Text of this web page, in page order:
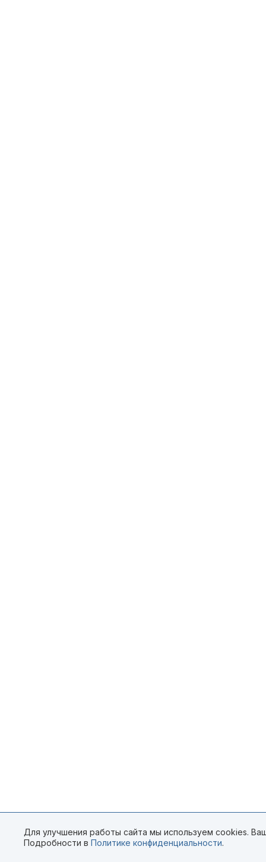
Для улучшения работы сайта мы используем cookies.
Подробности в Политике конфиденциальности.